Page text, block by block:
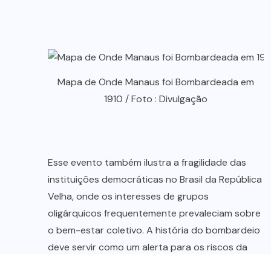
Mapa de Onde Manaus foi Bombardeada em
1910 / Foto : Divulgação
Esse evento também ilustra a fragilidade das
instituições democráticas no Brasil da República
Velha, onde os interesses de grupos
oligárquicos frequentemente prevaleciam sobre
o bem-estar coletivo. A história do bombardeio
deve servir como um alerta para os riscos da